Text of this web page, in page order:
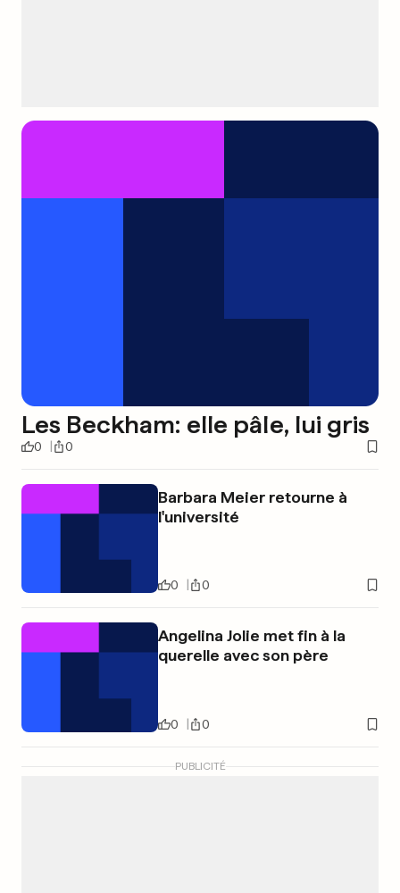
Les Beckham: elle pâle, lui gris
0 0
Barbara Meier retourne à
l'université
0 0
Angelina Jolie met fin à la
querelle avec son père
0 0
PUBLICITÉ